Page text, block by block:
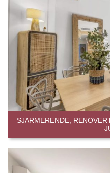
SJARMERENDE,